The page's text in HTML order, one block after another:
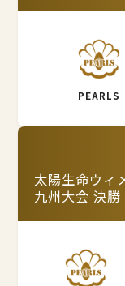
PEARLS
太陽生命ウィ
九州大会 決